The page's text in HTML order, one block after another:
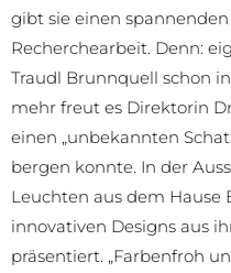
gibt sie einen
Recherchearbeit. Denn:
Traudl Brunnquell schon
mehr freut es Direktorin
einen „unbekannten
bergen konnte. In der
Leuchten aus dem
innovativen Designs aus
präsentiert. „Farbenfroh